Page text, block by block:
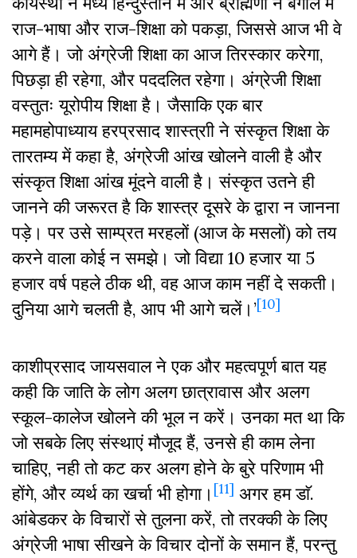
राज-भाषा और राज-शिक्षा को पकड़ा, जिससे आज भी वे
आगे हैं। जो अंग्रेजी शिक्षा का आज तिरस्कार करेगा,
पिछड़ा ही रहेगा, और पददलित रहेगा। अंग्रेजी शिक्षा
वस्तुतः यूरोपीय शिक्षा है। जैसाकि एक बार
महामहोपाध्याय हरप्रसाद शास्त्राी ने संस्कृत शिक्षा के
तारतम्य में कहा है, अंग्रेजी आंख खोलने वाली है और
संस्कृत शिक्षा आंख मूंदने वाली है। संस्कृत उतने ही
जानने की जरूरत है कि शास्त्र दूसरे के द्वारा न जानना
पड़े। पर उसे साम्प्रत मरहलों (आज के मसलों) को तय
करने वाला कोई न समझे। जो विद्या 10 हजार या 5
हजार वर्ष पहले ठीक थी, वह आज काम नहीं दे सकती।
दुनिया आगे चलती है, आप भी आगे चलें।’[10]
काशीप्रसाद जायसवाल ने एक और महत्वपूर्ण बात यह
कही कि जाति के लोग अलग छात्रावास और अलग
स्कूल-कालेज खोलने की भूल न करें। उनका मत था कि
जो सबके लिए संस्थाएं मौजूद हैं, उनसे ही काम लेना
चाहिए, नही तो कट कर अलग होने के बुरे परिणाम भी
होंगे, और व्यर्थ का खर्चा भी होगा। [11] अगर हम डाॅ.
आंबेडकर के विचारों से तुलना करें, तो तरक्की के लिए
अंग्रेजी भाषा सीखने के विचार दोनों के समान हैं, परन्तु